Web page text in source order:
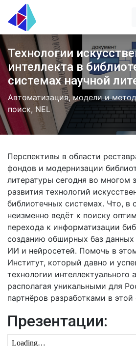
Технологии
интеллекта в
системах научной
Автоматизация, модели и
поиск, NEL
Перспективы в области
фондов и модернизации
литературы сегодня во многом
развития технологий
библиотечных системах. Что, в
неизменно ведёт к поиску
перехода к информатизации
созданию обширных баз данных
ИИ и нейросетей. Помочь в
Институт, который давно и
технологии интеллектуального
располагая уникальными для
партнёров разработками в этой
Презентации: